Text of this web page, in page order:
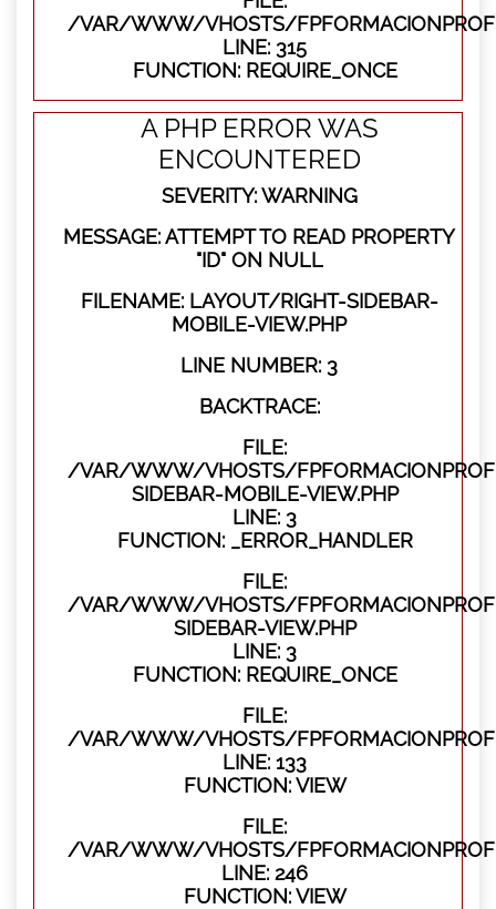
/VAR/WWW/VHOSTS/
LINE: 315
FUNCTION: REQUIRE_ONCE
A PHP ERROR WAS
ENCOUNTERED
SEVERITY: WARNING
MESSAGE: ATTEMPT TO READ PROPERTY
"ID" ON NULL
FILENAME: LAYOUT/RIGHT-SIDEBAR-
MOBILE-VIEW.PHP
LINE NUMBER: 3
BACKTRACE:
FILE:
/VAR/WWW/VHOSTS/
SIDEBAR-MOBILE-VIEW.PHP
LINE: 3
FUNCTION: _ERROR_HANDLER
FILE:
/VAR/WWW/VHOSTS/
SIDEBAR-VIEW.PHP
LINE: 3
FUNCTION: REQUIRE_ONCE
FILE:
/VAR/WWW/VHOSTS/
LINE: 133
FUNCTION: VIEW
FILE:
/VAR/WWW/VHOSTS/
LINE: 246
FUNCTION: VIEW